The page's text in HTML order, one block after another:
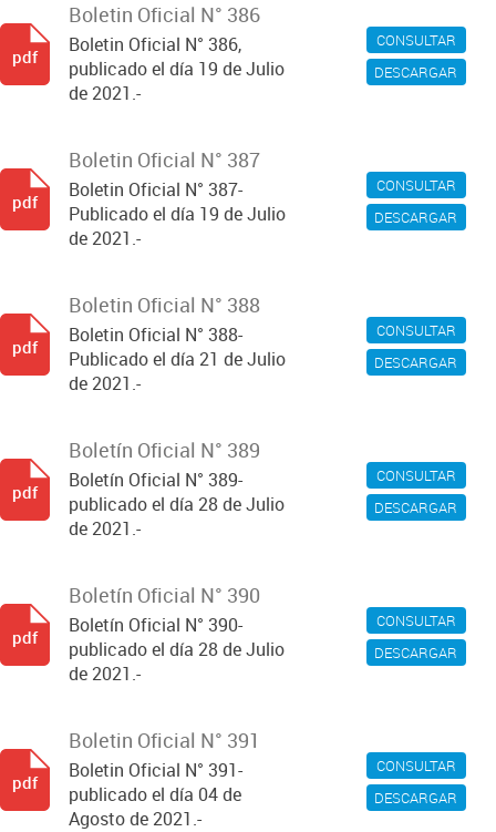
CONSULTAR
DESCARGAR
Boletin Oficial N° 386
Boletin Oficial N° 386,
publicado el día 19 de Julio
de 2021.-
pdf
CONSULTAR
DESCARGAR
Boletin Oficial N° 387
Boletin Oficial N° 387-
Publicado el día 19 de Julio
de 2021.-
pdf
CONSULTAR
DESCARGAR
Boletin Oficial N° 388
Boletin Oficial N° 388-
Publicado el día 21 de Julio
de 2021.-
pdf
CONSULTAR
DESCARGAR
Boletín Oficial N° 389
Boletín Oficial N° 389-
publicado el día 28 de Julio
de 2021.-
pdf
CONSULTAR
DESCARGAR
Boletín Oficial N° 390
Boletín Oficial N° 390-
publicado el día 28 de Julio
de 2021.-
pdf
CONSULTAR
DESCARGAR
Boletin Oficial N° 391
Boletin Oficial N° 391-
publicado el día 04 de
Agosto de 2021.-
pdf